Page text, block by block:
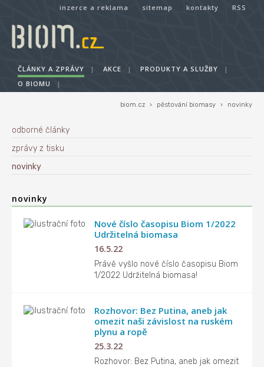
inzerce a reklama sitemap kontakty RSS
ČLÁNKY A ZPRÁVY | AKCE | PRODUKTY A SLUŽBY
|
O BIOMU
|
biom.cz › pěstování biomasy › novinky
odborné články
zprávy z tisku
novinky
novinky
Nové číslo časopisu Biom 1/2022
Udržitelná biomasa
16.5.22
Právě vyšlo nové číslo časopisu Biom
1/2022 Udržitelná biomasa!
Rozhovor: Bez Putina, aneb jak
omezit naši závislost na ruském
plynu a ropě
25.3.22
Rozhovor: Bez Putina, aneb jak omezit